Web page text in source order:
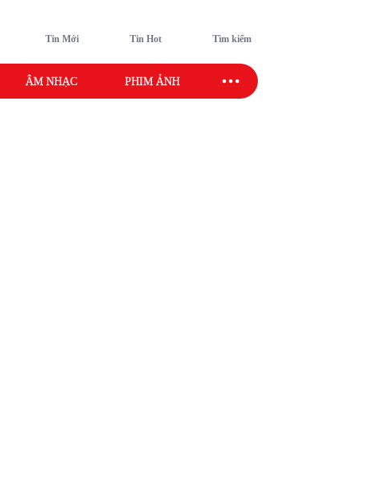
Tin Mới Tin Hot Tìm kiếm
ÂM NHẠC PHIM ẢNH SAO SPORT